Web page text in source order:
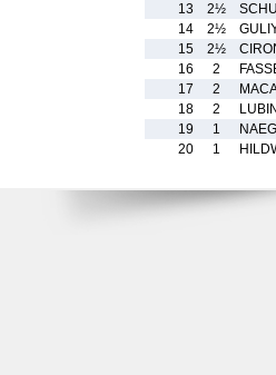
13
2½
14
2½
15
2½
16
2
17
2
18
2
19
1
20
1